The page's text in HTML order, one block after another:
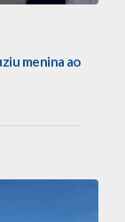
menina ao